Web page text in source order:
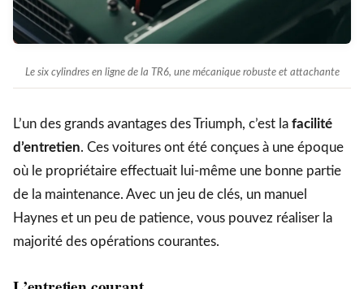
Le six cylindres en ligne de la TR6, une mécanique robuste et attachante
L’un des grands avantages des Triumph, c’est la facilité
d’entretien. Ces voitures ont été conçues à une époque
où le propriétaire effectuait lui-même une bonne partie
de la maintenance. Avec un jeu de clés, un manuel
Haynes et un peu de patience, vous pouvez réaliser la
majorité des opérations courantes.